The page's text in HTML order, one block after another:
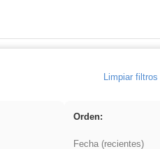
Limpiar filtros
Orden:
Fecha (recientes)